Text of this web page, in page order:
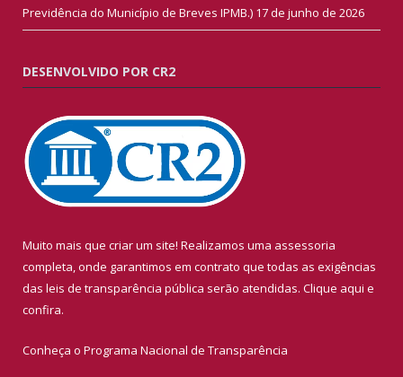
Previdência do Município de Breves IPMB.) 17 de junho de 2026
DESENVOLVIDO POR CR2
Muito mais que criar um site! Realizamos uma assessoria
completa, onde garantimos em contrato que todas as exigências
das leis de transparência pública serão atendidas. Clique aqui e
confira.
Conheça o Programa Nacional de Transparência